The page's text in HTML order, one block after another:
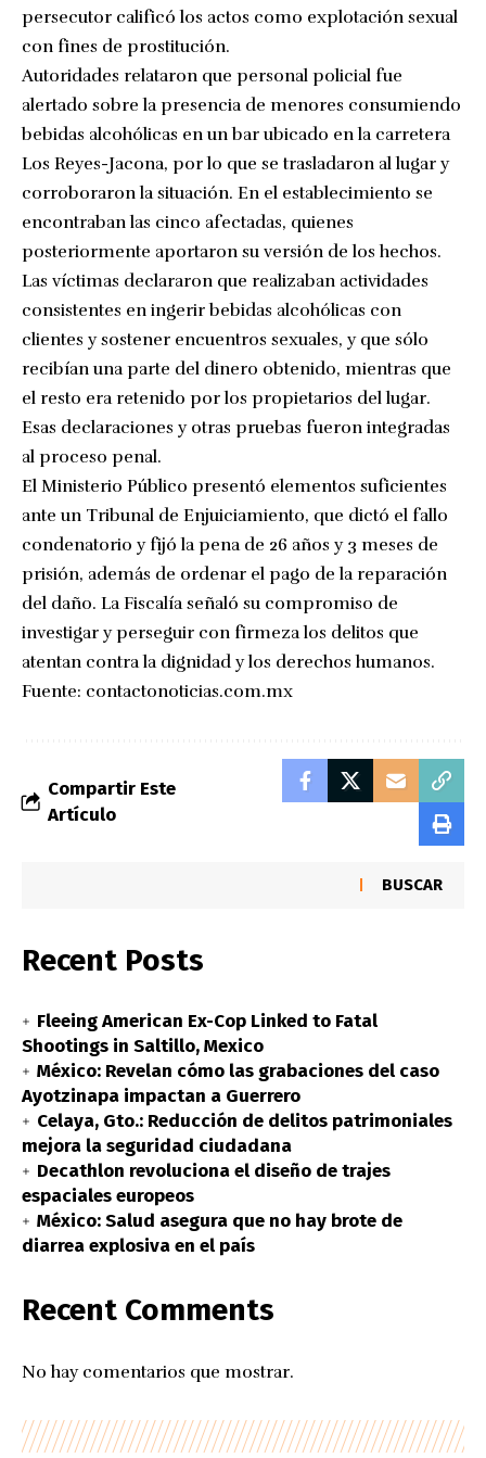
persecutor calificó los actos como explotación sexual
con fines de prostitución.
Autoridades relataron que personal policial fue
alertado sobre la presencia de menores consumiendo
bebidas alcohólicas en un bar ubicado en la carretera
Los Reyes-Jacona, por lo que se trasladaron al lugar y
corroboraron la situación. En el establecimiento se
encontraban las cinco afectadas, quienes
posteriormente aportaron su versión de los hechos.
Las víctimas declararon que realizaban actividades
consistentes en ingerir bebidas alcohólicas con
clientes y sostener encuentros sexuales, y que sólo
recibían una parte del dinero obtenido, mientras que
el resto era retenido por los propietarios del lugar.
Esas declaraciones y otras pruebas fueron integradas
al proceso penal.
El Ministerio Público presentó elementos suficientes
ante un Tribunal de Enjuiciamiento, que dictó el fallo
condenatorio y fijó la pena de 26 años y 3 meses de
prisión, además de ordenar el pago de la reparación
del daño. La Fiscalía señaló su compromiso de
investigar y perseguir con firmeza los delitos que
atentan contra la dignidad y los derechos humanos.
Fuente: contactonoticias.com.mx
Compartir Este
Artículo
BUSCAR
Recent Posts
Fleeing American Ex-Cop Linked to Fatal
Shootings in Saltillo, Mexico
México: Revelan cómo las grabaciones del caso
Ayotzinapa impactan a Guerrero
Celaya, Gto.: Reducción de delitos patrimoniales
mejora la seguridad ciudadana
Decathlon revoluciona el diseño de trajes
espaciales europeos
México: Salud asegura que no hay brote de
diarrea explosiva en el país
Recent Comments
No hay comentarios que mostrar.